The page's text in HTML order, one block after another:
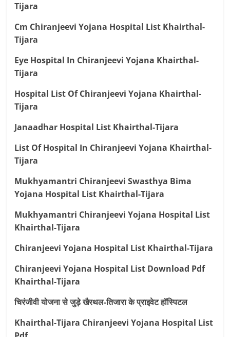
Tijara
Cm Chiranjeevi Yojana Hospital List Khairthal-
Tijara
Eye Hospital In Chiranjeevi Yojana Khairthal-
Tijara
Hospital List Of Chiranjeevi Yojana Khairthal-
Tijara
Janaadhar Hospital List Khairthal-Tijara
List Of Hospital In Chiranjeevi Yojana Khairthal-
Tijara
Mukhyamantri Chiranjeevi Swasthya Bima
Yojana Hospital List Khairthal-Tijara
Mukhyamantri Chiranjeevi Yojana Hospital List
Khairthal-Tijara
Chiranjeevi Yojana Hospital List Khairthal-Tijara
Chiranjeevi Yojana Hospital List Download Pdf
Khairthal-Tijara
चिरंजीवी योजना से जुड़े खैरथल-तिजारा के प्राइवेट हॉस्पिटल
Khairthal-Tijara Chiranjeevi Yojana Hospital List